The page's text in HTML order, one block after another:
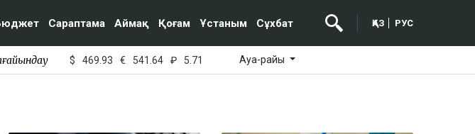
Сараптама Аймақ Қоғам Ұстаным Сұхбат ҚАЗ РУС
$ 469.93 € 541.64 ₽ 5.71 Ауа-райы